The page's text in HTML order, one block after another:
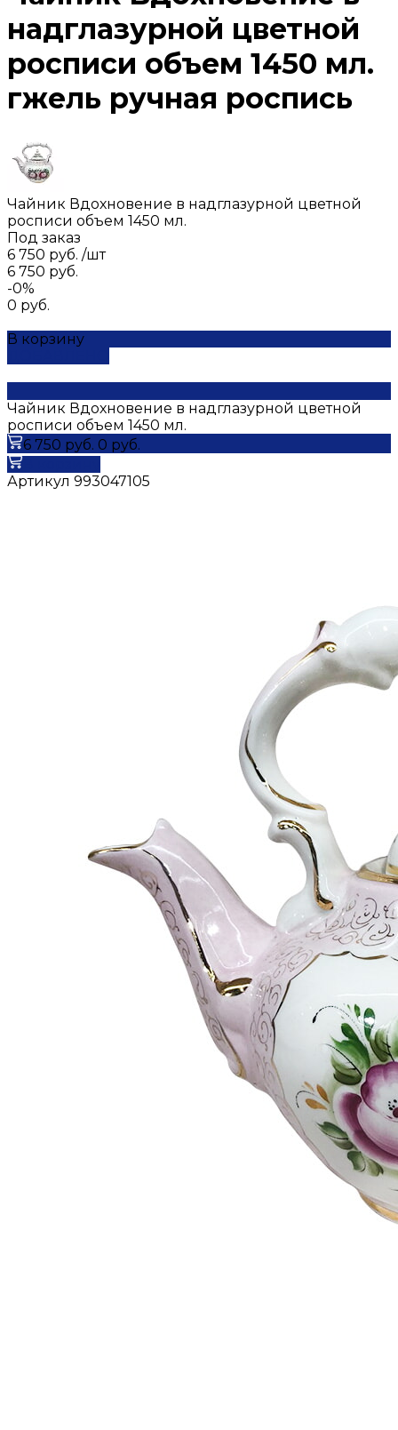
надглазурной цветной
росписи объем 1450 мл.
гжель ручная роспись
Чайник Вдохновение в надглазурной цветной
росписи объем 1450 мл.
Под заказ
6 750 руб. /шт
6 750 руб.
-0%
0 руб.
В корзину
Чайник Вдохновение в надглазурной цветной
росписи объем 1450 мл.
6 750 руб. 0 руб.
Артикул 993047105